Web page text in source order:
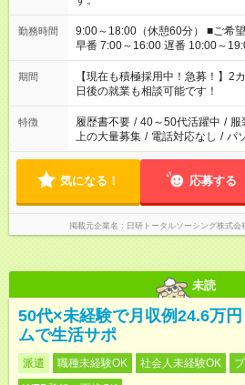
勤務時間
9:00～18:00（休憩60分） ■ご希望があれば下記シフトもOK！
早番 7:00～16:00 遅番 10:00～19:00 「家族と休みを合わ
い」 「余裕を持って夕飯の準備
たくない」 など、ご希望を教えてください
の方へ 今ご覧のお仕事で希望す
の勤務時間。 合計で週40時間を
期間
【現在も積極採用中！急募！】
日後の就業も相談可能です！
特徴 履歴書不要 / 40～50代活躍中 / 服
上の大量募集 / 電話対応なし / パ
気になる！ 応募する
掲載元企業名 日研トータルソーシング株式
未読
50代×未経験で月収例24.6万
ムで生活サポ
派遣 職種未経験OK 社会人未経験OK